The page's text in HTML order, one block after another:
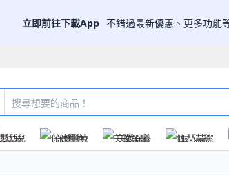
立即前往下載App 不錯過最新優惠、更多功能
嬰幼兒 保健醫療 美妝保養 個人清潔